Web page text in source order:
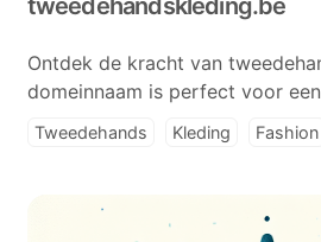
tweedehandskleding.be
Ontdek de kracht van
domeinnaam is perfect voor
Tweedehands Kleding Fashion